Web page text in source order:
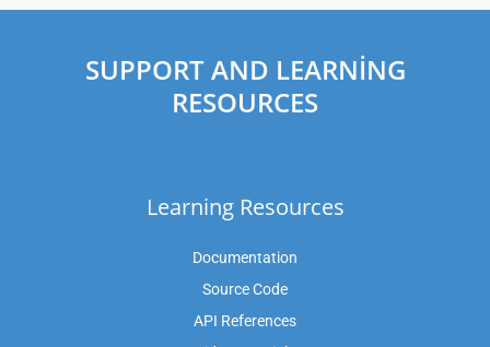
SUPPORT AND LEARNING
RESOURCES
Learning Resources
Documentation
Source Code
API References